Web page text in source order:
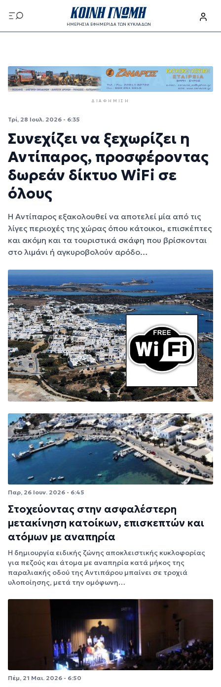
Παράκαμψη προς το κυρίως περιεχόμενο
ΗΜΕΡΗΣΙΑ ΕΦΗΜΕΡΙΔΑ ΤΩΝ ΚΥΚΛΑΔΩΝ
ΔΙΑΦΉΜΙΣΗ
Τρί, 28 Ιουλ. 2026 - 6:35
Συνεχίζει να ξεχωρίζει η
Αντίπαρος, προσφέροντας
δωρεάν δίκτυο WiFi σε
όλους
Η Αντίπαρος εξακολουθεί να αποτελεί μία από τις
λίγες περιοχές της χώρας όπου κάτοικοι, επισκέπτες
και ακόμη και τα τουριστικά σκάφη που βρίσκονται
στο λιμάνι ή αγκυροβολούν αρόδο…
Παρ, 26 Ιουν. 2026 - 6:45
Στοχεύοντας στην ασφαλέστερη
μετακίνηση κατοίκων, επισκεπτών και
ατόμων με αναπηρία
Η δημιουργία ειδικής ζώνης αποκλειστικής κυκλοφορίας
για πεζούς και άτομα με αναπηρία κατά μήκος της
παραλιακής οδού της Αντιπάρου μπαίνει σε τροχιά
υλοποίησης, μετά την ομόφωνη…
Πέμ, 21 Μαι. 2026 - 6:50